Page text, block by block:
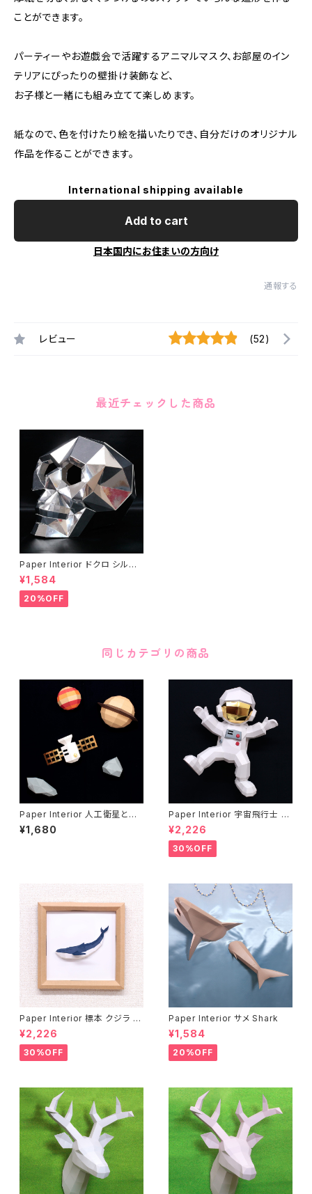
ことができます。
パーティーやお遊戯会で活躍するアニマルマスク、お部屋のイン
テリアにぴったりの壁掛け装飾など、
お子様と一緒にも組み立てて楽しめます。
紙なので、色を付けたり絵を描いたりでき、自分だけのオリジナル
作品を作ることができます。
International shipping available
Add to cart
日本国内にお住まいの方向け
通報する
レビュー (52)
最近チェックした商品
Paper Interior ドクロ シルバ
ー Silver skull
¥1,584
20%OFF
同じカテゴリの商品
Paper Interior 人工衛星と惑
星 satellites and planets
¥1,680
Paper Interior 宇宙飛行士 s
paceman
¥2,226
30%OFF
Paper Interior 標本 クジラ s
pecimen whale
¥2,226
30%OFF
Paper Interior サメ Shark
¥1,584
20%OFF